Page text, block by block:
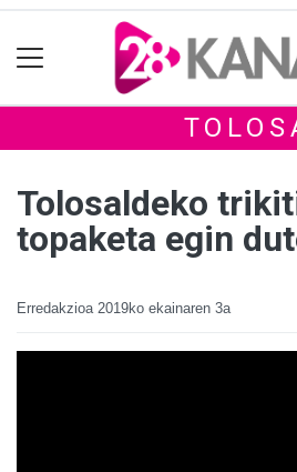
Tolosaldeko
topaketa egin
Erredakzioa 2019ko ekainaren 3a